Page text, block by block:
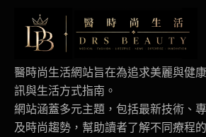
醫時尚生活網站旨在為追求美麗與健
訊與生活方式指南。
網站涵蓋多元主題，包括最新技術、
及時尚趨勢，幫助讀者了解不同療程